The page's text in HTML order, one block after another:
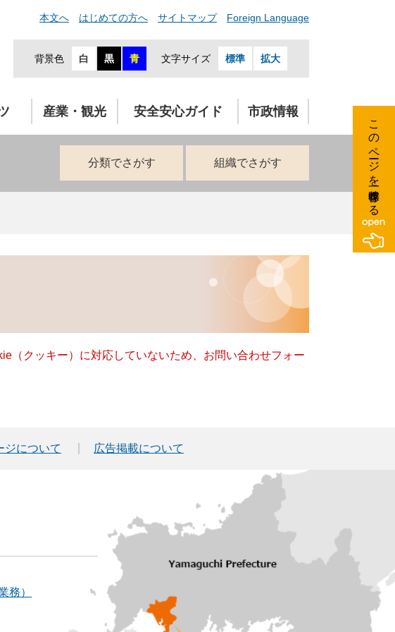
本文へ はじめての方へ サイトマップ Foreign Language
背景色 白 黒 青 文字サイズ 標準 拡大
産業・観光 安全安心ガイド 市政情報
分類でさがす 組織でさがす
（クッキー）に対応していないため、お問い合わせフォー
ジについて 広告掲載について
務）
このページを一時保存する